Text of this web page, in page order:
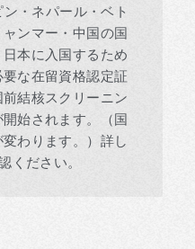
・ネパール・ベト
ンマー・中国の国
本に入国するため
な在留資格認定証
結核スクリーニン
始されます。（国
わります。）詳し
ください。